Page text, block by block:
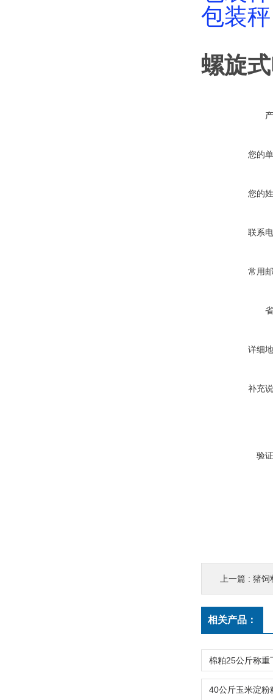
包装秤
螺旋
您的
您的
联系
常用
详细
补充
验
上一篇 : 猪饲
相关产品：